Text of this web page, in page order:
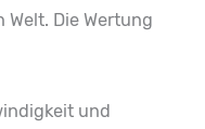
Die Wertung
und